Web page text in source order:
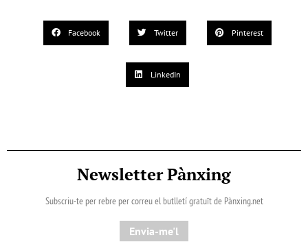
Facebook Twitter Pinterest
LinkedIn
Newsletter Pànxing
Subscriu-te per rebre per correu el butlletí gratuït de Pànxing.net​
Envia-me'l